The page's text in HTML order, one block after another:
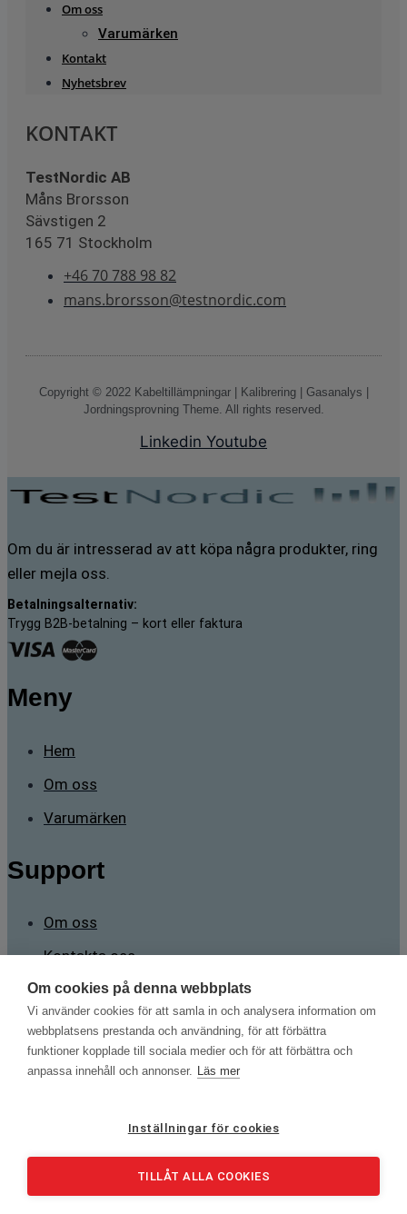
Om cookies på denna webbplats
Vi använder cookies för att samla in och analysera information om
webbplatsens prestanda och användning, för att förbättra
funktioner kopplade till sociala medier och för att förbättra och
anpassa innehåll och annonser. Läs mer
Inställningar för cookies
TILLÅT ALLA COOKIES
Om oss
Varumärken
Kontakt
Nyhetsbrev
KONTAKT
TestNordic AB
Måns Brorsson
Sävstigen 2
165 71 Stockholm
+46 70 788 98 82
mans.brorsson@testnordic.com
Copyright © 2022 Kabeltillämpningar | Kalibrering | Gasanalys |
Jordningsprovning Theme. All rights reserved.
Linkedin Youtube
Om du är intresserad av att köpa några produkter, ring
eller mejla oss.
Betalningsalternativ:
Trygg B2B-betalning – kort eller faktura
Meny
Hem
Om oss
Varumärken
Support
Om oss
Kontakta oss
Kontakt
Sävstigen 2 165 71 Stockholm
+46 70 788 98 82
Kabeltillämpningar | Kalibrering | Gasanalys | Jordningsprovning
Copyright © 2026 | Alla rättigheter förbehållna